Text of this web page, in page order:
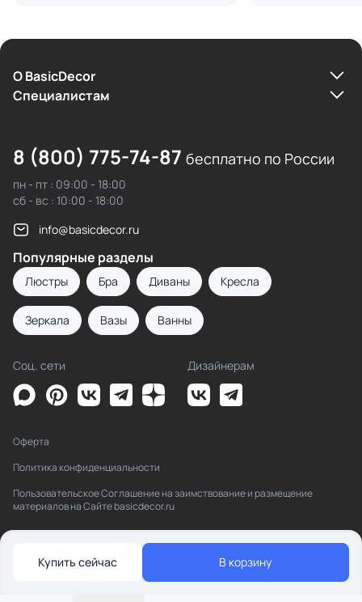
Купить сейчас В корзину
О BasicDecor
Cпециалистам
8 (800) 775-74-87 бесплатно по России
пн - пт : 09:00 - 18:00
сб - вс : 10:00 - 18:00
info@basicdecor.ru
Популярные разделы
Люстры Бра Диваны Кресла
Зеркала Вазы Ванны
Соц. сети Дизайнерам
Оферта
Политика конфиденциальности
Пользовательское Соглашение на заимствование и размещение
материалов на Сайте basicdecor.ru